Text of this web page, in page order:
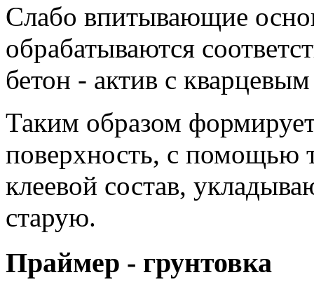
Слабо впитывающие
обрабатываются
бетон - актив с
Таким образом
поверхность, с помощью
клеевой состав,
старую.
Праймер - грунтовка